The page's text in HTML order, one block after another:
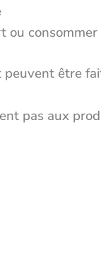
ou consommer
être
pas aux